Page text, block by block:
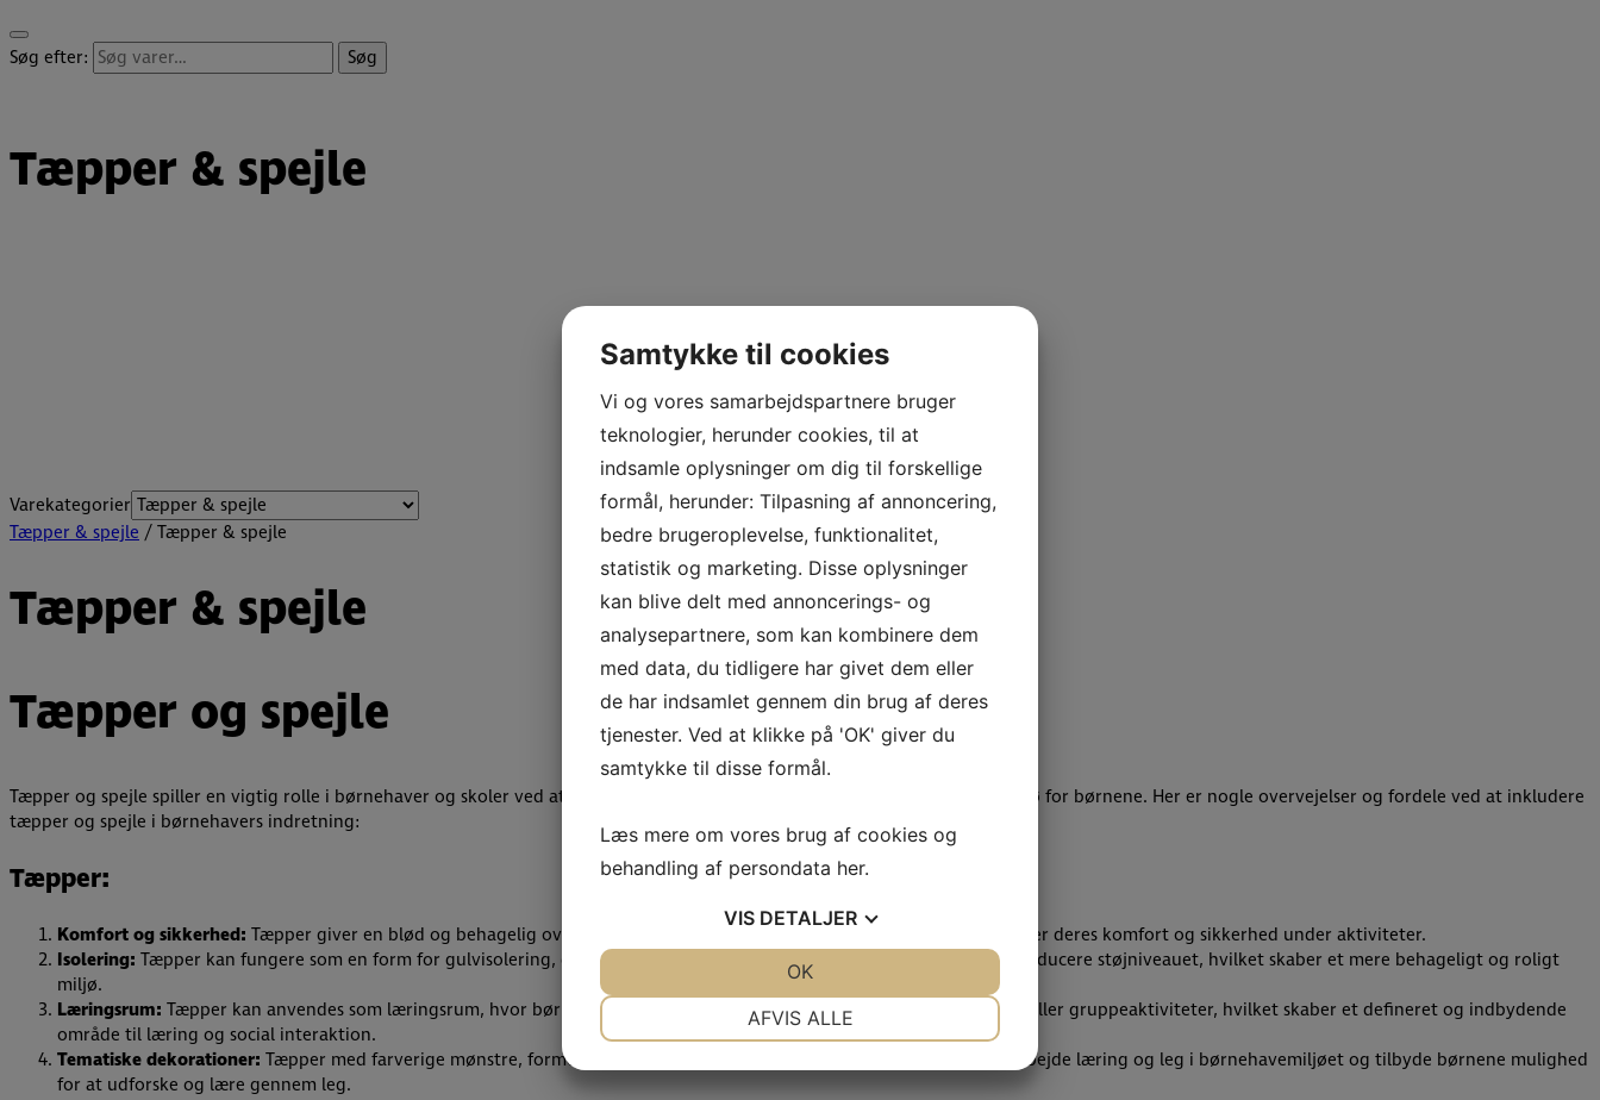
Søg efter: Søg
Tæpper & spejle
Varekategorier
Tæpper & spejle / Tæpper & spejle
Tæpper & spejle
Tæpper og spejle
Tæpper og spejle spiller en vigtig rolle i børnehaver og skoler ved at skabe en behagelig og stimulerende lærings- og legemiljø for børnene. Her er nogle overvejelser og fordele ved at inkludere
tæpper og spejle i børnehavers indretning:
Tæpper:
Komfort og sikkerhed: Tæpper giver en blød og behagelig overflade for børnene at sidde, kravle og lege på, hvilket øger deres komfort og sikkerhed under aktiviteter.
Isolering: Tæpper kan fungere som en form for gulvisolering, der hjælper med at regulere temperaturen i rummet og reducere støjniveauet, hvilket skaber et mere behageligt og roligt
miljø.
Læringsrum: Tæpper kan anvendes som læringsrum, hvor børnene kan samles til historiefortælling, musik og sanglege eller gruppeaktiviteter, hvilket skaber et defineret og indbydende
område til læring og social interaktion.
Tematiske dekorationer: Tæpper med farverige mønstre, former, tal eller bogstaver kan være en kreativ måde at indarbejde læring og leg i børnehavemiljøet og tilbyde børnene mulighed
for at udforske og lære gennem leg.
Samtykke til cookies
Vi og vores samarbejdspartnere bruger
teknologier, herunder cookies, til at
indsamle oplysninger om dig til forskellige
formål, herunder: Tilpasning af annoncering,
bedre brugeroplevelse, funktionalitet,
statistik og marketing. Disse oplysninger
kan blive delt med annoncerings- og
analysepartnere, som kan kombinere dem
med data, du tidligere har givet dem eller
de har indsamlet gennem din brug af deres
tjenester. Ved at klikke på 'OK' giver du
samtykke til disse formål.
Læs mere om vores brug af cookies og
behandling af persondata her.
VIS DETALJER
AFVIS ALLE
OK